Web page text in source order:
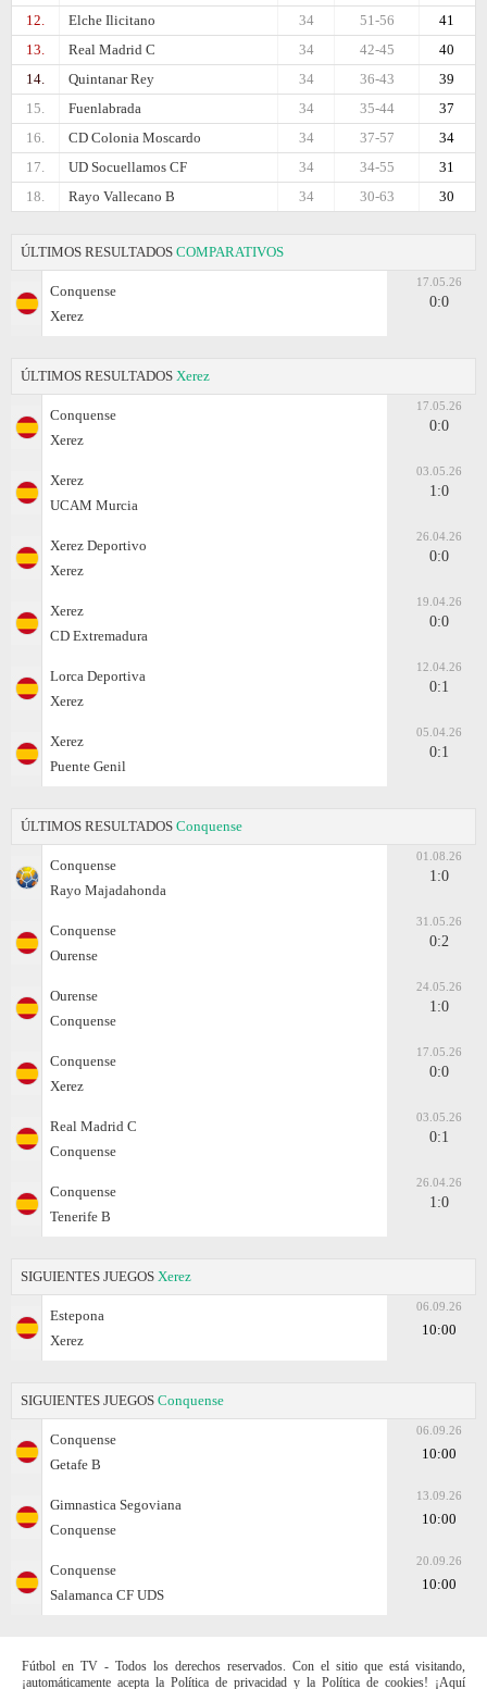
12.
Elche Ilicitano 41
51-56
34
13.
Real Madrid C 40
42-45
34
14.
Quintanar Rey 39
36-43
34
15.
Fuenlabrada 37
35-44
34
16.
CD Colonia Moscardo 34
37-57
34
17.
UD Socuellamos CF 31
34-55
34
18.
Rayo Vallecano B 30
30-63
34
ÚLTIMOS RESULTADOS COMPARATIVOS
Conquense
Xerez
17.05.26
0:0
ÚLTIMOS RESULTADOS Xerez
Conquense
Xerez
17.05.26
0:0
Xerez
UCAM Murcia
03.05.26
1:0
Xerez Deportivo
Xerez
26.04.26
0:0
Xerez
CD Extremadura
19.04.26
0:0
Lorca Deportiva
Xerez
12.04.26
0:1
Xerez
Puente Genil
05.04.26
0:1
ÚLTIMOS RESULTADOS Conquense
Conquense
Rayo Majadahonda
01.08.26
1:0
Conquense
Ourense
31.05.26
0:2
Ourense
Conquense
24.05.26
1:0
Conquense
Xerez
17.05.26
0:0
Real Madrid C
Conquense
03.05.26
0:1
Conquense
Tenerife B
26.04.26
1:0
SIGUIENTES JUEGOS Xerez
Estepona
Xerez
06.09.26
10:00
SIGUIENTES JUEGOS Conquense
Conquense
Getafe B
06.09.26
10:00
Gimnastica Segoviana
Conquense
13.09.26
10:00
Conquense
Salamanca CF UDS
20.09.26
10:00
Fútbol en TV - Todos los derechos reservados. Con el sitio que está visitando,
¡automáticamente acepta la Política de privacidad y la Política de cookies! ¡Aquí